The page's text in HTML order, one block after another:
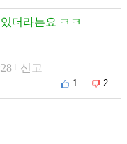
더라는요 ㅋㅋ
신고
1 2